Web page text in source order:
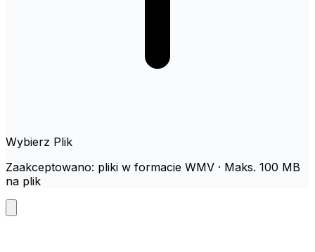
Wybierz Plik
Zaakceptowano: pliki w formacie WMV · Maks. 100 MB
na plik